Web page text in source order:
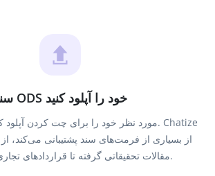
سند ODS خود را آپلود کنید
از بسیاری از فرمت‌های سند پشتیبانی می‌کند،
مقالات تحقیقاتی گرفته تا قراردادهای تجاری و گزارش‌ها.